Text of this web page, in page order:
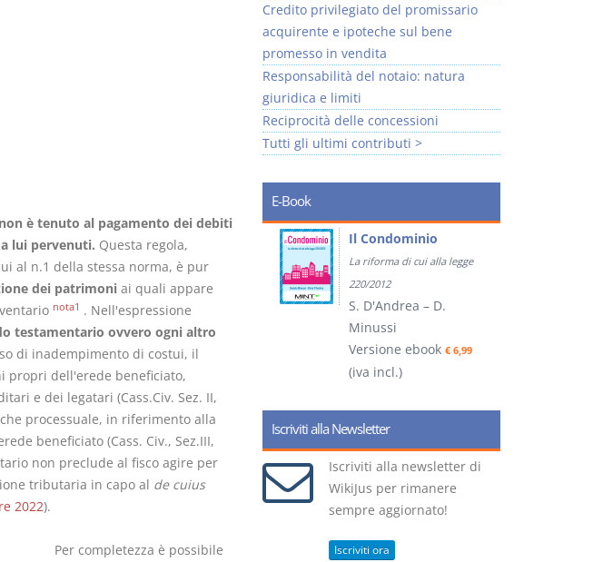
è tenuto al pagamento dei debiti
lui pervenuti. Questa regola,
al n.1 della stessa norma, è pur
dei patrimoni ai quali appare
nota1 . Nell'espressione
testamentario ovvero ogni altro
di inadempimento di costui, il
propri dell'erede beneficiato,
e dei legatari (Cass.Civ. Sez. II,
processuale, in riferimento alla
beneficiato (Cass. Civ., Sez.III,
non preclude al fisco agire per
tributaria in capo al de cuius
2022).
Per completezza è possibile
Credito privilegiato del promissario
acquirente e ipoteche sul bene
promesso in vendita
Responsabilità del notaio: natura
giuridica e limiti
Reciprocità delle concessioni
Tutti gli ultimi contributi >
E-Book
I Singoli Contratti
D. Minussi
Versione ebook€ 5,99
(iva incl.)
Il Condominio
La riforma di cui alla legge
220/2012
S. D'Andrea – D.
Minussi
Versione ebook € 6,99
(iva incl.)
Iscriviti alla Newsletter
Iscriviti alla newsletter di
WikiJus per rimanere
sempre aggiornato!
Iscriviti ora